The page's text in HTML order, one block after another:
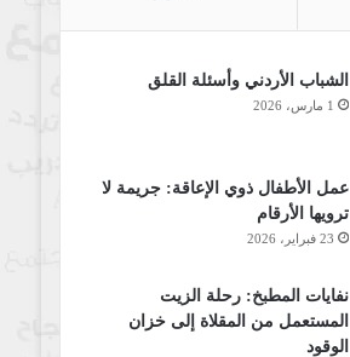
الشباب الأردني وأسئلة القلق
1 مارس، 2026
عمل الأطفال ذوي الإعاقة: جريمة لا
ترويها الأرقام
23 فبراير، 2026
نفايات المطبخ: رحلة الزيت
المستعمل من المقلاة إلى خزان
الوقود